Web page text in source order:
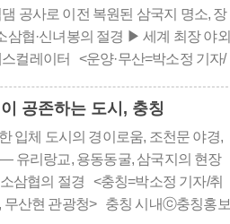
공사로 이전 복원된 삼국지 명소, 장
협·신녀봉의 절경 ▶ 세계 최장 야외
컬레이터 <운양·무산=박소정 기자/
. 공룡 화석이 쏟아지는 협곡, 땅속에
공존하는 도시, 충칭
입체 도시의 경이로움, 조천문 야경,
유리랑교, 용동동굴, 삼국지의 현장
삼협의 절경 <충칭=박소정 기자/취
무산현 관광청> 충칭 시내ⓒ충칭홍보